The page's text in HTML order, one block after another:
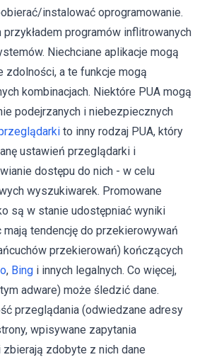
instalować oprogramowanie.
programów inflitrowanych
Niechciane aplikacje mogą
zdolności, a te funkcje mogą
kombinacjach. Niektóre PUA mogą
podejrzanych i niebezpiecznych
to inny rodzaj PUA, który
ustawień przeglądarki i
dostępu do nich - w celu
wyszukiwarek. Promowane
są w stanie udostępniać wyniki
tendencję do przekierowywań
przekierowań) kończących
, Bing i innych legalnych. Co więcej,
adware) może śledzić dane.
przeglądania (odwiedzane adresy
wpisywane zapytania
zdobyte z nich dane